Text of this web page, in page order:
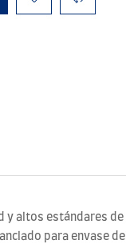
y altos estándares de
para envase de